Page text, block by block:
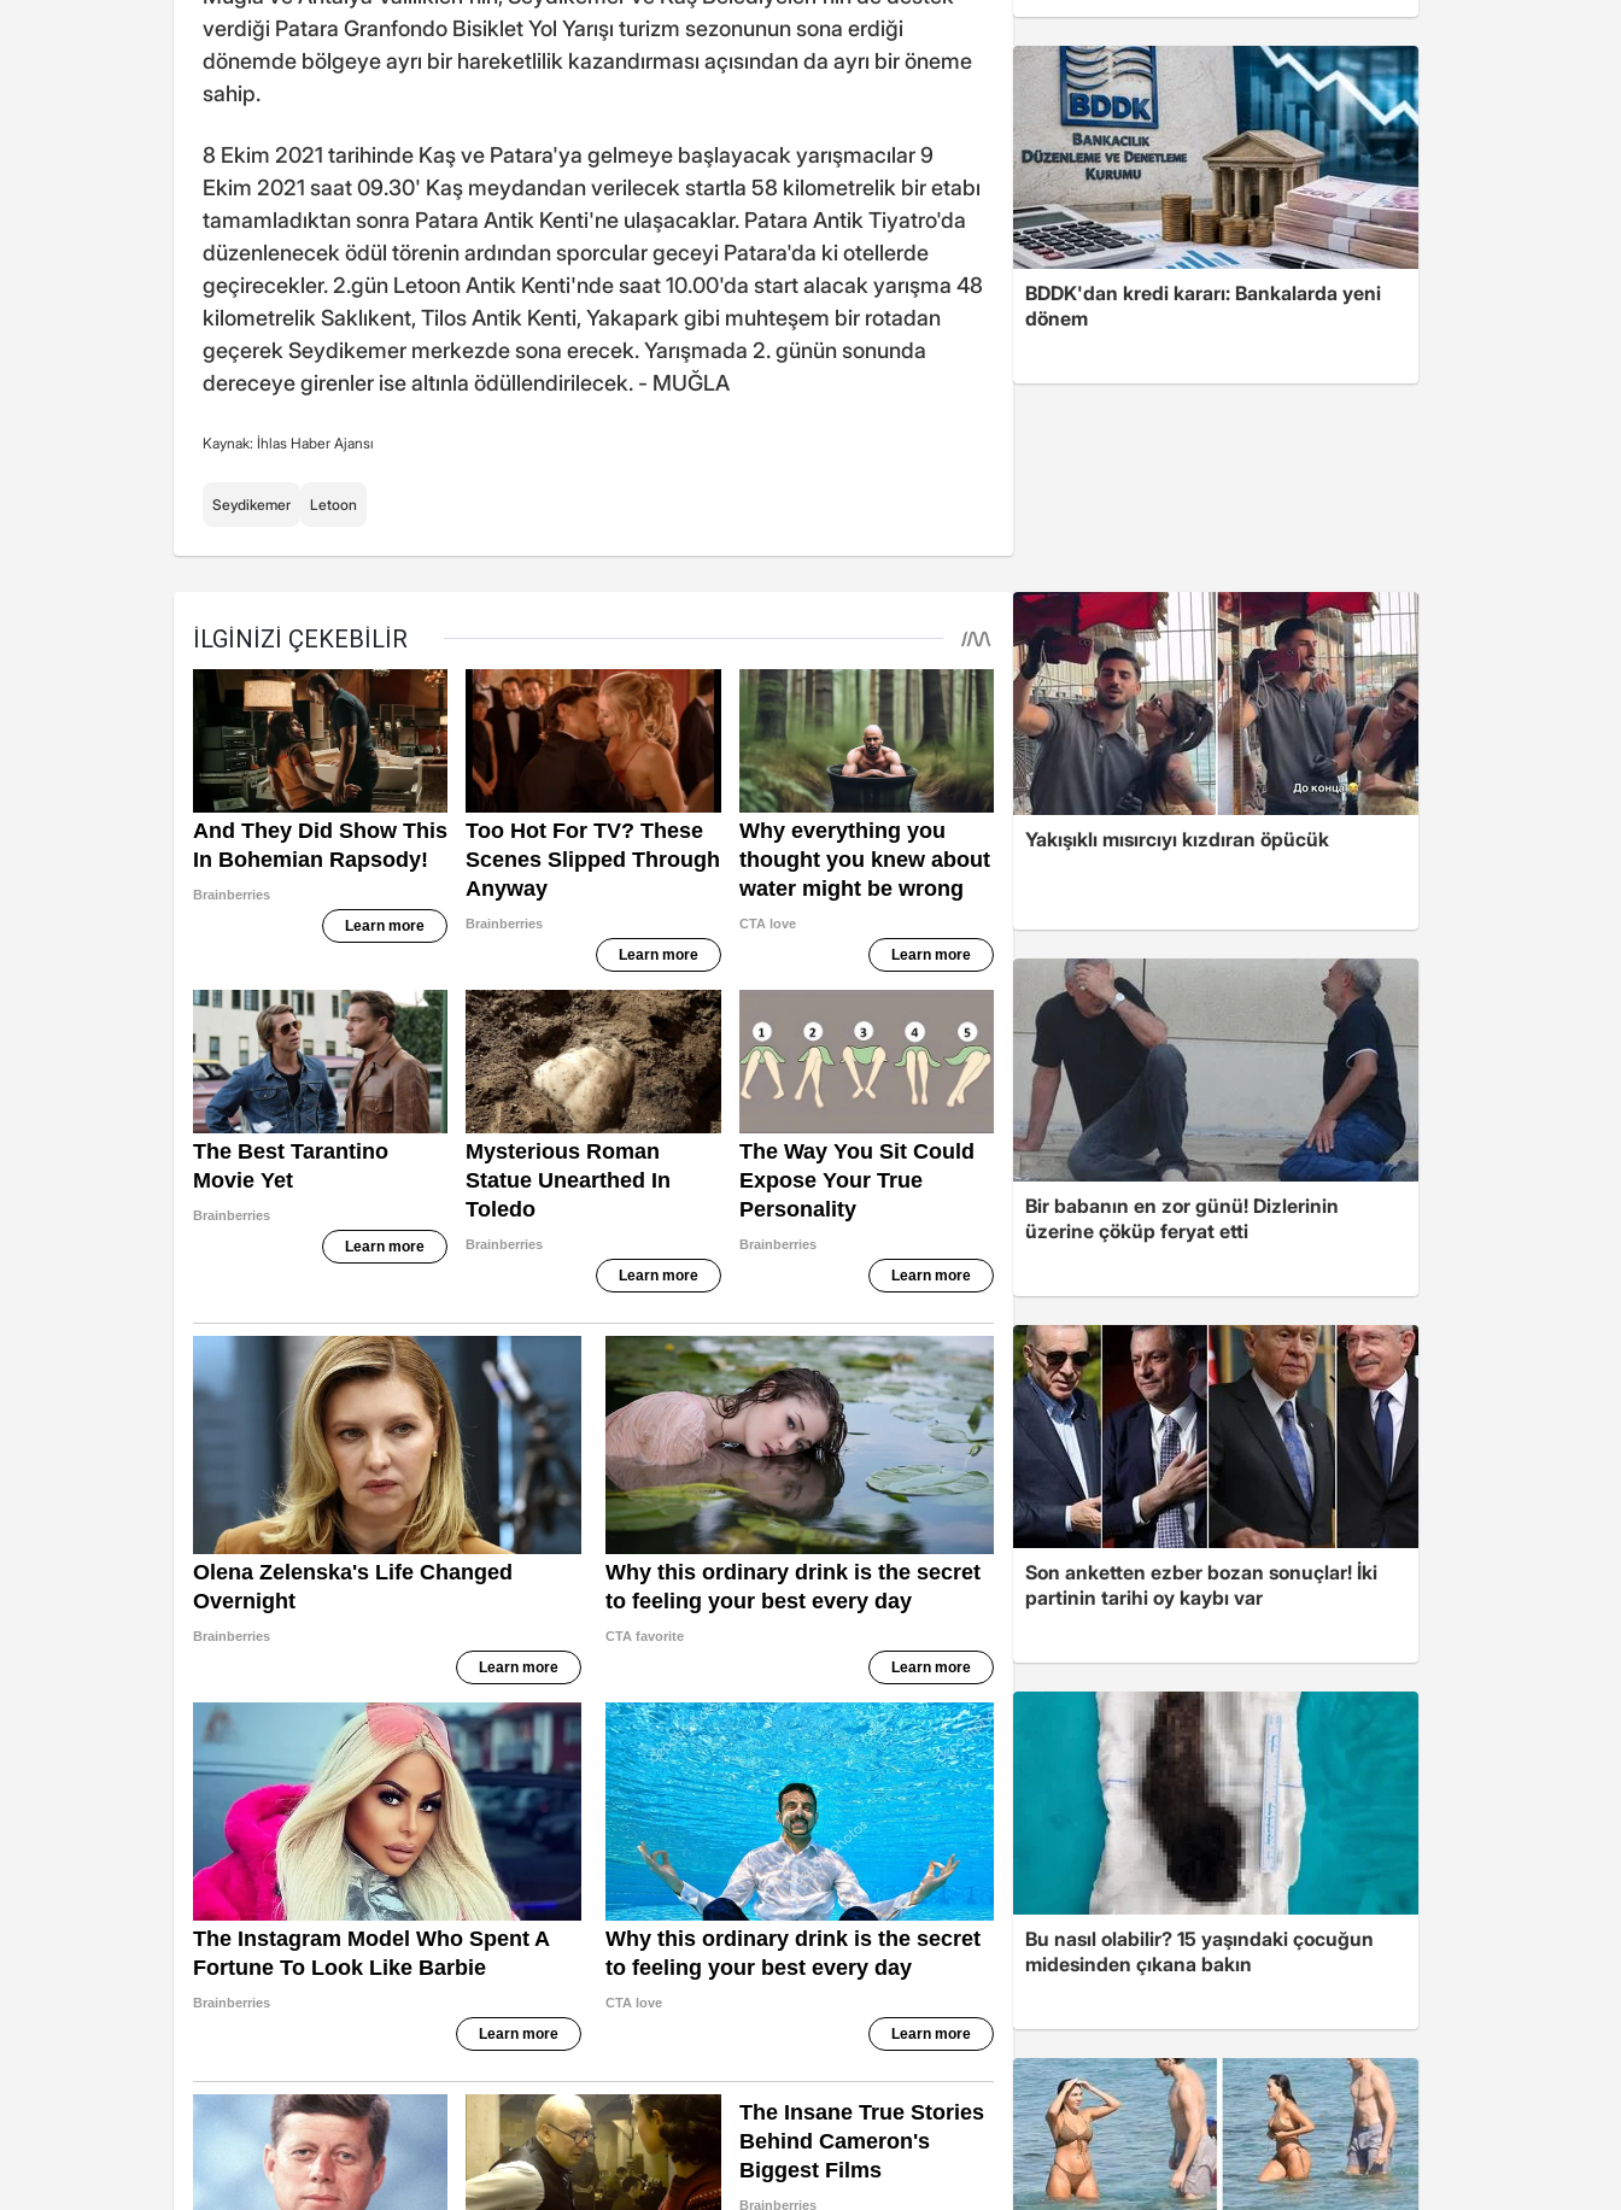
verdiği Patara Granfondo Bisiklet Yol Yarışı turizm sezonunun sona erdiği
dönemde bölgeye ayrı bir hareketlilik kazandırması açısından da ayrı bir öneme
sahip.
8 Ekim 2021 tarihinde Kaş ve Patara'ya gelmeye başlayacak yarışmacılar 9
Ekim 2021 saat 09.30' Kaş meydandan verilecek startla 58 kilometrelik bir etabı
tamamladıktan sonra Patara Antik Kenti'ne ulaşacaklar. Patara Antik Tiyatro'da
düzenlenecek ödül törenin ardından sporcular geceyi Patara'da ki otellerde
geçirecekler. 2.gün Letoon Antik Kenti'nde saat 10.00'da start alacak yarışma 48
kilometrelik Saklıkent, Tilos Antik Kenti, Yakapark gibi muhteşem bir rotadan
geçerek Seydikemer merkezde sona erecek. Yarışmada 2. günün sonunda
dereceye girenler ise altınla ödüllendirilecek. - MUĞLA
Kaynak: İhlas Haber Ajansı
Seydikemer Letoon
BDDK'dan kredi kararı: Bankalarda yeni
dönem
Yakışıklı mısırcıyı kızdıran öpücük
Bir babanın en zor günü! Dizlerinin
üzerine çöküp feryat etti
Son anketten ezber bozan sonuçlar! İki
partinin tarihi oy kaybı var
Bu nasıl olabilir? 15 yaşındaki çocuğun
midesinden çıkana bakın